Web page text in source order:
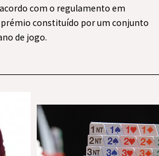
com o regulamento em
constituído por um conjunto
de jogo.